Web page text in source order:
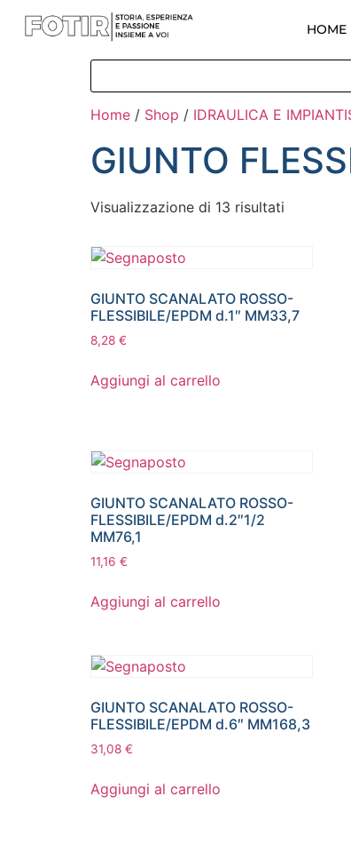
HOME
Home / Shop / IDRAULICA E
GIUNTO
Visualizzazione di 13 risultati
GIUNTO SCANALATO ROSSO-
FLESSIBILE/EPDM d.1″ MM33,7
8,28 €
Aggiungi al carrello
GIUNTO SCANALATO ROSSO-
FLESSIBILE/EPDM d.2″1/2
MM76,1
11,16 €
Aggiungi al carrello
GIUNTO SCANALATO ROSSO-
FLESSIBILE/EPDM d.6″ MM168,3
31,08 €
Aggiungi al carrello